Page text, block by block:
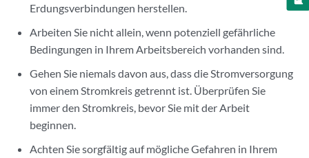
Erdungsverbindungen herstellen.
Arbeiten Sie nicht allein, wenn potenziell gefährliche
Bedingungen in Ihrem Arbeitsbereich vorhanden sind.
Gehen Sie niemals davon aus, dass die Stromversorgung
von einem Stromkreis getrennt ist. Überprüfen Sie
immer den Stromkreis, bevor Sie mit der Arbeit
beginnen.
Achten Sie sorgfältig auf mögliche Gefahren in Ihrem